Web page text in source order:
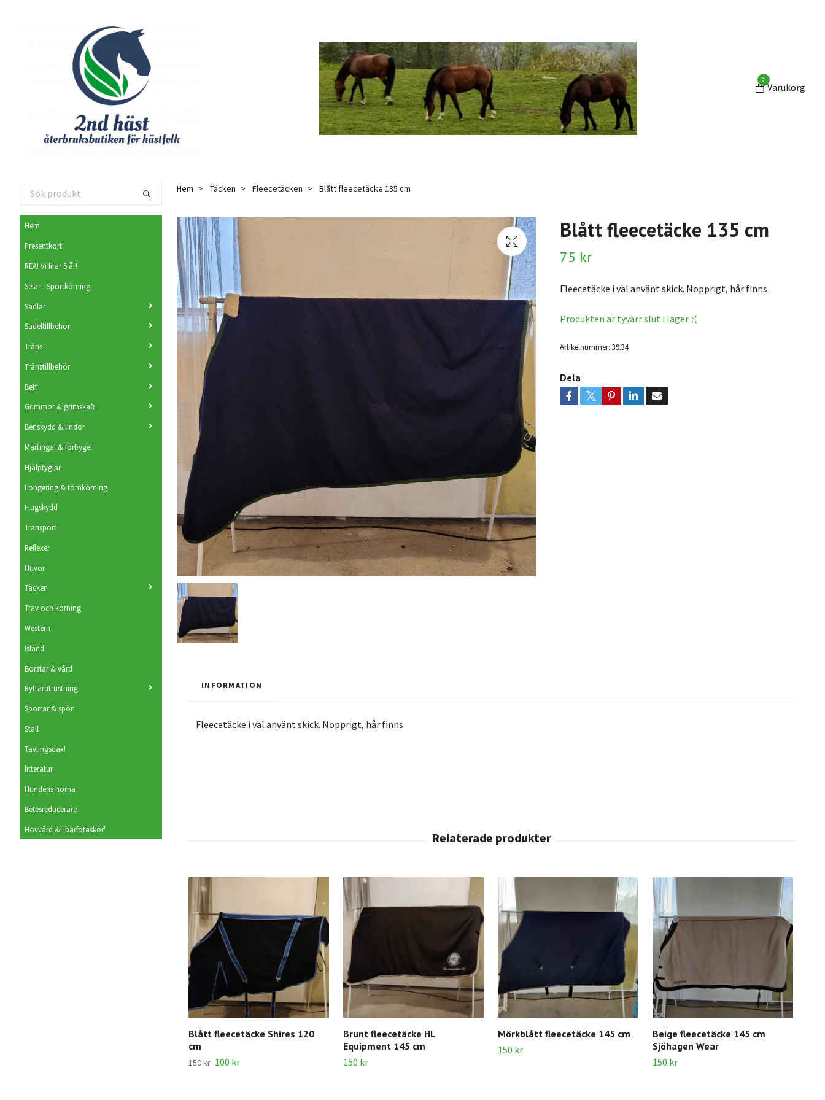
0
Varukorg
Hem
Presentkort
REA! Vi firar 5 år!
Selar - Sportkörning
Sadlar
Sadeltillbehör
Träns
Tränstillbehör
Bett
Grimmor & grimskaft
Benskydd & lindor
Martingal & förbygel
Hjälptyglar
Longering & tömkörning
Flugskydd
Transport
Reflexer
Huvor
Täcken
Trav och körning
Western
Island
Borstar & vård
Ryttarutrustning
Sporrar & spön
Stall
Tävlingsdax!
litteratur
Hundens hörna
Betesreducerare
Hovvård & "barfotaskor"
Hem Täcken Fleecetäcken Blått fleecetäcke 135 cm
Blått fleecetäcke 135 cm
75 kr
Fleecetäcke i väl använt skick. Nopprigt, hår finns
Produkten är tyvärr slut i lager. :(
Artikelnummer: 39.34
Dela
INFORMATION
Fleecetäcke i väl använt skick. Nopprigt, hår finns
Blått fleecetäcke Shires 120
cm
150 kr 100 kr
Brunt fleecetäcke HL
Equipment 145 cm
150 kr
Mörkblått fleecetäcke 145 cm
150 kr
Beige fleecetäcke 145 cm
Sjöhagen Wear
150 kr